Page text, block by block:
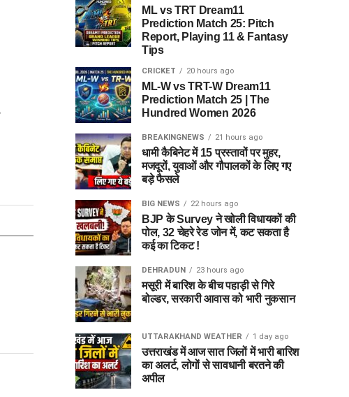
ML vs TRT Dream11
Prediction Match 25: Pitch
Report, Playing 11 & Fantasy
Tips
CRICKET 20 hours ago
ML-W vs TRT-W Dream11
Prediction Match 25 | The
Hundred Women 2026
BREAKINGNEWS 21 hours ago
धामी कैबिनेट में 15 प्रस्तावों पर मुहर,
मजदूरों, युवाओं और गौपालकों के लिए गए
बड़े फैसले
BIG NEWS 22 hours ago
BJP के Survey ने खोली विधायकों की
पोल, 32 चेहरे रेड जोन में, कट सकता है
कई का टिकट !
DEHRADUN 23 hours ago
मसूरी में बारिश के बीच पहाड़ी से गिरे
बोल्डर, सरकारी आवास को भारी नुकसान
UTTARAKHAND WEATHER 1 day ago
उत्तराखंड में आज सात जिलों में भारी बारिश
का अलर्ट, लोगों से सावधानी बरतने की
अपील